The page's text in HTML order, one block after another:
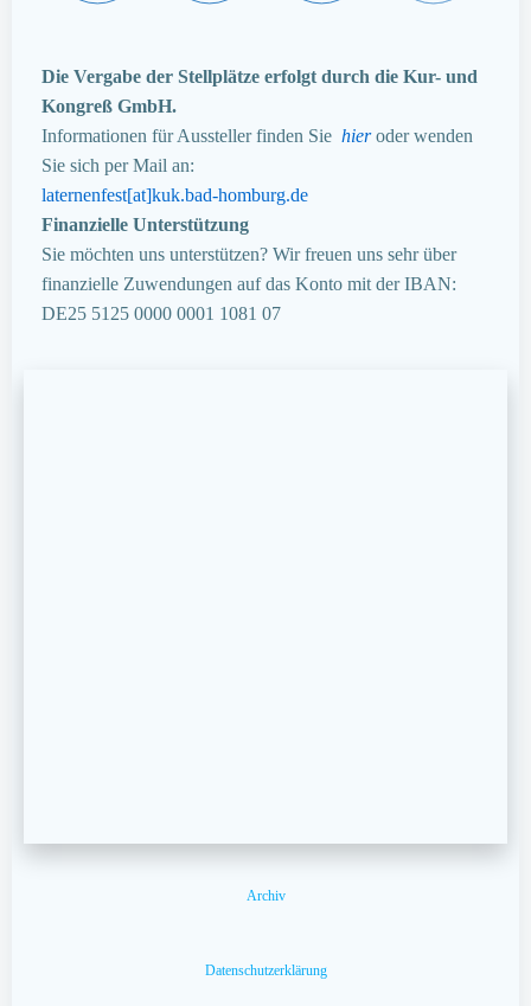
Die Vergabe der Stellplätze erfolgt durch die Kur- und
Kongreß GmbH.
Informationen für Aussteller finden Sie hieroder wenden
Sie sich per Mail an:
laternenfest[at]kuk.bad-homburg.de
Finanzielle Unterstützung
Sie möchten uns unterstützen? Wir freuen uns sehr über
finanzielle Zuwendungen auf das Konto mit der IBAN:
DE25 5125 0000 0001 1081 07
Archiv
Datenschutzerklärung